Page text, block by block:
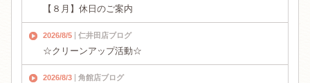
【８月】休日のご案内
2026/8/5 仁井田店ブログ
☆クリーンアップ活動☆
2026/8/3 角館店ブログ